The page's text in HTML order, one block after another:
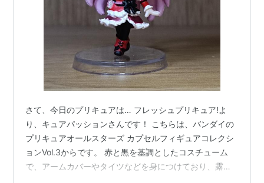
さて、今日のプリキュアは… フレッシュプリキュア!よ
り、キュアパッションさんです！ こちらは、バンダイの
プリキュアオールスターズ カプセルフィギュアコレクシ
ョンVol.3からです。 赤と黒を基調としたコスチューム
で、アームカバーやタイツなどを身につけており、露出